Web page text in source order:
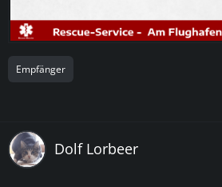
Empfänger
Dolf Lorbeer